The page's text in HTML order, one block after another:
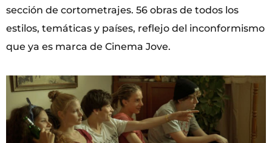
sección de cortometrajes. 56 obras de todos los
estilos, temáticas y países, reflejo del inconformismo
que ya es marca de Cinema Jove.